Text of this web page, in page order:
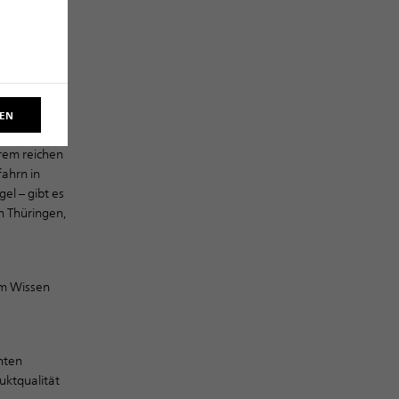
in
die
reichen
in
– gibt es
Thüringen,
Wissen